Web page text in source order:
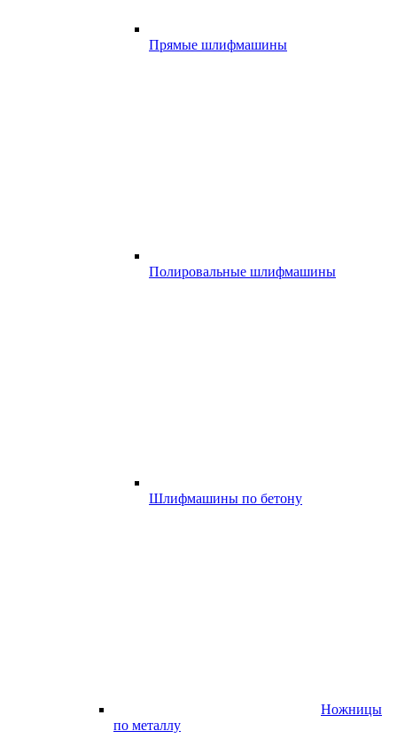
Прямые шлифмашины
Полировальные шлифмашины
Шлифмашины по бетону
Ножницы
по металлу